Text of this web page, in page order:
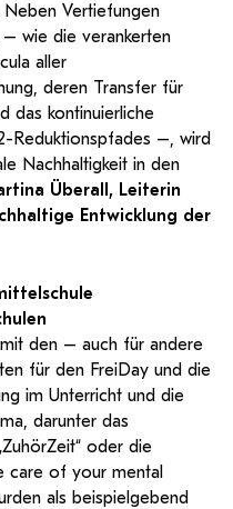
Vertiefungen
wie die verankerten
aller
deren Transfer für
das kontinuierliche
Reduktionspfades –, wird
Nachhaltigkeit in den
Überall, Leiterin
Entwicklung der
den – auch für andere
für den FreiDay und die
im Unterricht und die
darunter das
oder die
care of your mental
als beispielgebend